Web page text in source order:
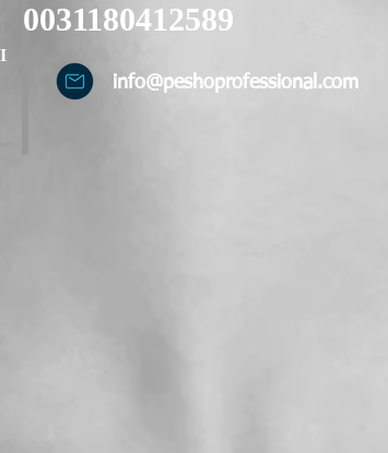
0031180412589
info@peshoprofessional.com